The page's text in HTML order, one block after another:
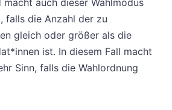
falls die Anzahl der zu
gleich oder größer als die
ist. In diesem Fall macht
Sinn, falls die Wahlordnung